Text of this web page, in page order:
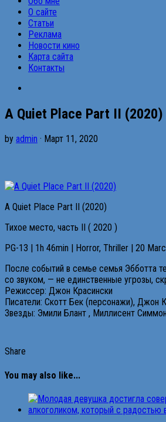
О сайте
Статьи
Реклама
Новости кино
Карта сайта
Контакты
A Quiet Place Part II (2020)
by admin · Март 11, 2020
A Quiet Place Part II (2020)
Тихое место, часть II ( 2020 )
PG-13 | 1h 46min | Horror, Thriller | 20
После событий в семье семья Эбботта
со звуком, — не единственные угрозы,
Режиссер: Джон Красински
Писатели: Скотт Бек (персонажи), Джон
Звезды: Эмили Блант , Миллисент
Share
You may also like...